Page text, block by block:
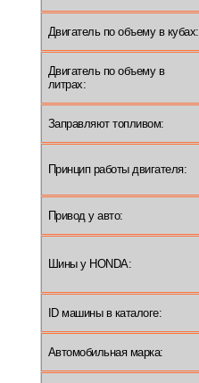
Двигатель по объему в кубах:
Двигатель по объему в
литрах:
Заправляют топливом:
Принцип работы двигателя:
Привод у авто:
Шины у HONDA:
ID машины в каталоге:
Автомобильная марка: